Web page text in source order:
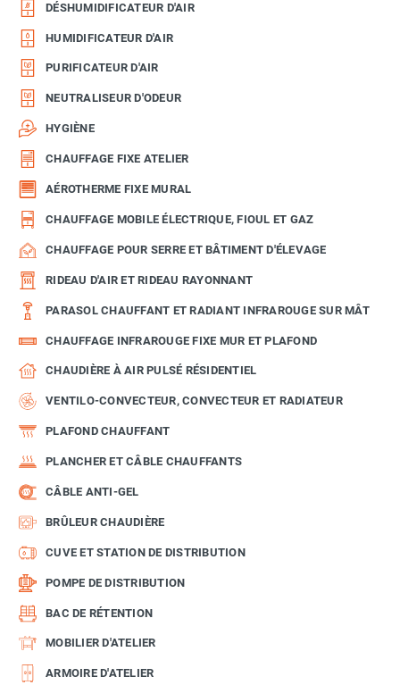
DÉSHUMIDIFICATEUR D'AIR
HUMIDIFICATEUR D'AIR
PURIFICATEUR D'AIR
NEUTRALISEUR D'ODEUR
HYGIÈNE
CHAUFFAGE FIXE ATELIER
AÉROTHERME FIXE MURAL
CHAUFFAGE MOBILE ÉLECTRIQUE, FIOUL ET GAZ
CHAUFFAGE POUR SERRE ET BÂTIMENT D'ÉLEVAGE
RIDEAU D'AIR ET RIDEAU RAYONNANT
PARASOL CHAUFFANT ET RADIANT INFRAROUGE SUR MÂT
CHAUFFAGE INFRAROUGE FIXE MUR ET PLAFOND
CHAUDIÈRE À AIR PULSÉ RÉSIDENTIEL
VENTILO-CONVECTEUR, CONVECTEUR ET RADIATEUR
PLAFOND CHAUFFANT
PLANCHER ET CÂBLE CHAUFFANTS
CÂBLE ANTI-GEL
BRÛLEUR CHAUDIÈRE
CUVE ET STATION DE DISTRIBUTION
POMPE DE DISTRIBUTION
BAC DE RÉTENTION
MOBILIER D'ATELIER
ARMOIRE D'ATELIER